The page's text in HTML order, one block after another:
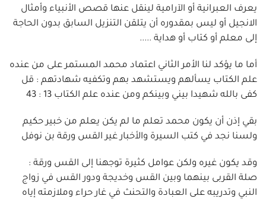
يعرف العبرانية أو الآرامية لينقل عنها قصص الأنبياء وأمثال
الانجيل أو ليس بمقدوره أن يتلقن التنزيل السابق بدون الحاجة
إلى معلم أو كتاب أو هداية .....
أما ما يؤكد لنا الأمر الثاني اعتماد محمد المستمر على من عنده
علم الكتاب يسألهم ويستشهد بهم وتكفيه شهادتهم : قل
كفى بالله شهيدا بيني وبينكم ومن عنده علم الكتاب 13 : 43
بقي إذن أن يكون محمد تعلم ما لم يكن يعلم من خبير حكيم
ولسنا نجد في كتب السيرة والأخبار غير القس ورقة بن نوفل
وقد يكون غيره ولكن عوامل كثيرة توجهنا إلى القس ورقة :
صلة القربى بينهما وبين القس وخديجة ودور القس في زواج
النبي وتدريبه على العبادة والتحنث في غار حراء وملازمته إياه